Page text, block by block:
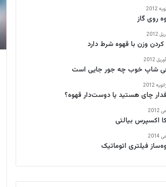
روی گاز
وزن با قهوه شرط دارد
شاپ خوب چه جور جایی است
چای هستید یا دوست‌دار قهوه؟
اکسپرس بیالتی
فیلتری اتوماتیک